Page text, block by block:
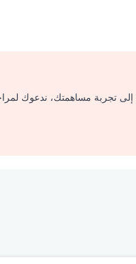
إلى تجربة مساهمتك، ندعوك